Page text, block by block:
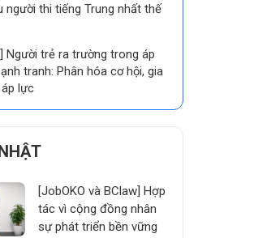
người thi tiếng Trung nhất thế
Người trẻ ra trường trong áp
tranh: Phân hóa cơ hội, gia
lực
[JobOKO và BClaw] Hợp
tác vì cộng đồng nhân
sự phát triển bền vững